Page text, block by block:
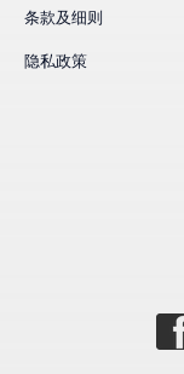
条款及细则
隐私政策